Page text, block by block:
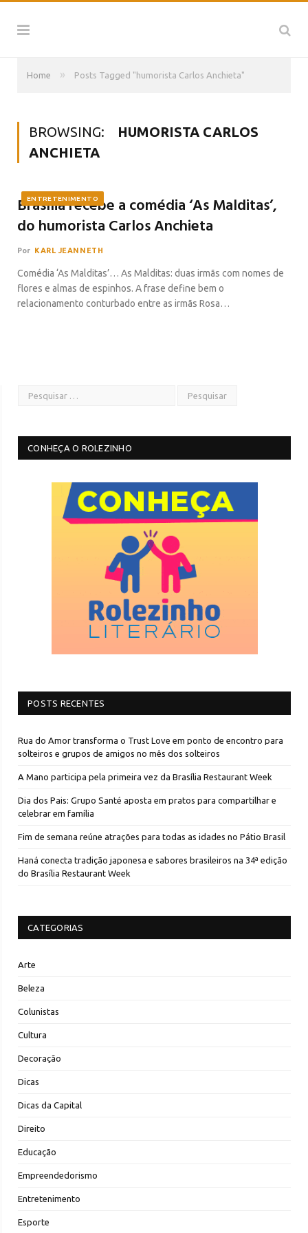
Home » Posts Tagged "humorista Carlos Anchieta"
BROWSING:
HUMORISTA CARLOS
ANCHIETA
ENTRETENIMENTO
Brasília recebe a comédia ‘As Malditas’,
do humorista Carlos Anchieta
Por KARL JEANNETH
Comédia ‘As Malditas’… As Malditas: duas irmãs com nomes de
flores e almas de espinhos. A frase define bem o
relacionamento conturbado entre as irmãs Rosa…
CONHEÇA O ROLEZINHO
POSTS RECENTES
Rua do Amor transforma o Trust Love em ponto de encontro para
solteiros e grupos de amigos no mês dos solteiros
A Mano participa pela primeira vez da Brasília Restaurant Week
Dia dos Pais: Grupo Santé aposta em pratos para compartilhar e
celebrar em família
Fim de semana reúne atrações para todas as idades no Pátio Brasil
Haná conecta tradição japonesa e sabores brasileiros na 34ª edição
do Brasília Restaurant Week
CATEGORIAS
Arte
Beleza
Colunistas
Cultura
Decoração
Dicas
Dicas da Capital
Direito
Educação
Empreendedorismo
Entretenimento
Esporte